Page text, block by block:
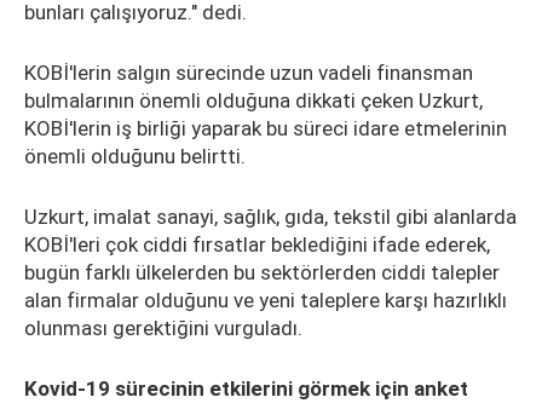
bunları çalışıyoruz." dedi.
KOBİ'lerin salgın sürecinde uzun vadeli finansman
bulmalarının önemli olduğuna dikkati çeken Uzkurt,
KOBİ'lerin iş birliği yaparak bu süreci idare etmelerinin
önemli olduğunu belirtti.
Uzkurt, imalat sanayi, sağlık, gıda, tekstil gibi alanlarda
KOBİ'leri çok ciddi fırsatlar beklediğini ifade ederek,
bugün farklı ülkelerden bu sektörlerden ciddi talepler
alan firmalar olduğunu ve yeni taleplere karşı hazırlıklı
olunması gerektiğini vurguladı.
Kovid-19 sürecinin etkilerini görmek için anket